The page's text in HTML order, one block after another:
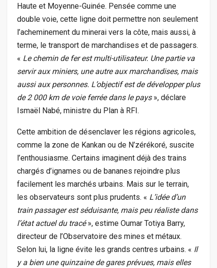
Haute et Moyenne-Guinée. Pensée comme une
double voie, cette ligne doit permettre non seulement
l’acheminement du minerai vers la côte, mais aussi, à
terme, le transport de marchandises et de passagers.
« Le chemin de fer est multi-utilisateur. Une partie va
servir aux miniers, une autre aux marchandises, mais
aussi aux personnes. L’objectif est de développer plus
de 2 000 km de voie ferrée dans le pays», déclare
Ismaël Nabé, ministre du Plan à RFI.
Cette ambition de désenclaver les régions agricoles,
comme la zone de Kankan ou de N’zérékoré, suscite
l’enthousiasme. Certains imaginent déjà des trains
chargés d’ignames ou de bananes rejoindre plus
facilement les marchés urbains. Mais sur le terrain,
les observateurs sont plus prudents. « L’idée d’un
train passager est séduisante, mais peu réaliste dans
l’état actuel du tracé», estime Oumar Totiya Barry,
directeur de l’Observatoire des mines et métaux.
Selon lui, la ligne évite les grands centres urbains. « Il
y a bien une quinzaine de gares prévues, mais elles